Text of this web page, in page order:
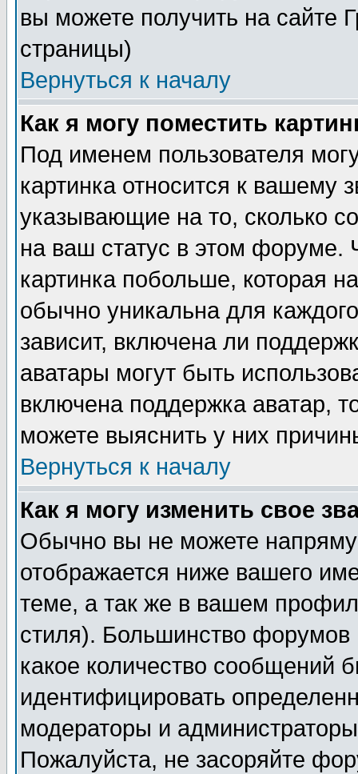
вы можете получить на сайте
страницы)
Вернуться к началу
Как я могу поместить
Под именем пользователя
картинка относится к вашему
указывающие на то, сколько
на ваш статус в этом форуме.
картинка побольше, которая
обычно уникальна для
зависит, включена ли
аватары могут быть
включена поддержка аватар,
можете выяснить у них
Вернуться к началу
Как я могу изменить свое
Обычно вы не можете
отображается ниже вашего
теме, а так же в вашем
стиля). Большинство форумов
какое количество сообщений
идентифицировать
модераторы и
Пожалуйста, не засоряйте